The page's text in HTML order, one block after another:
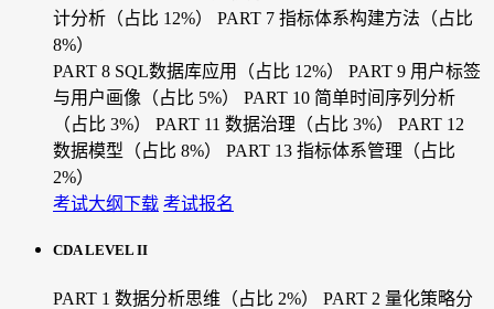
计分析（占比 12%）
PART 7 指标体系构建方法（占比
8%）
PART 8 SQL数据库应用（占比 12%）
PART 9 用户标签
与用户画像（占比 5%）
PART 10 简单时间序列分析
（占比 3%）
PART 11 数据治理（占比 3%）
PART 12
数据模型（占比 8%）
PART 13 指标体系管理（占比
2%）
考试大纲下载 考试报名
CDA LEVEL II
PART 1 数据分析思维（占比 2%）
PART 2 量化策略分